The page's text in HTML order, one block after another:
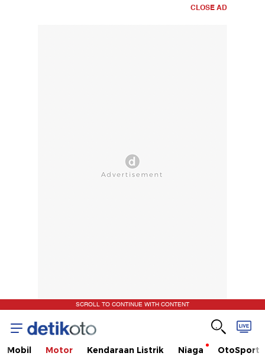
CLOSE AD
SCROLL TO CONTINUE WITH CONTENT
Mobil Motor Kendaraan Listrik Niaga OtoSport